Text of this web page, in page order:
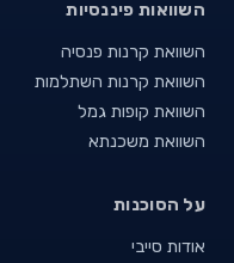
השוואות פיננסיות
השוואת קרנות פנסיה
השוואת קרנות השתלמות
השוואת קופות גמל
השוואת משכנתא
על הסוכנות
אודות סייבי